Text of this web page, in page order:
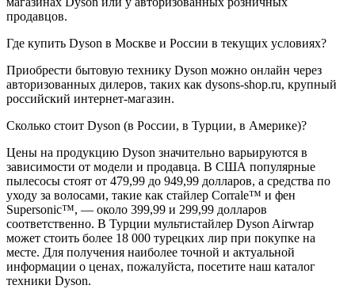
продавцов.
Где купить Dyson в Москве и России в текущих условиях?
Приобрести бытовую технику Dyson можно онлайн через
авторизованных дилеров, таких как dysons-shop.ru, крупный
российский интернет-магазин.
Сколько стоит Dyson (в России, в Турции, в Америке)?
Цены на продукцию Dyson значительно варьируются в
зависимости от модели и продавца. В США популярные
пылесосы стоят от 479,99 до 949,99 долларов, а средства по
уходу за волосами, такие как стайлер Corrale™ и фен
Supersonic™, — около 399,99 и 299,99 долларов
соответственно. В Турции мультистайлер Dyson Airwrap
может стоить более 18 000 турецких лир при покупке на
месте. Для получения наиболее точной и актуальной
информации о ценах, пожалуйста, посетите наш каталог
техники Dyson.